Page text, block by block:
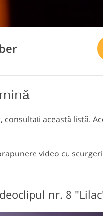
această listă.
video cu
nr. 8